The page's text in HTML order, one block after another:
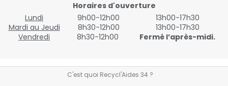
Horaires d'ouverture
Lundi
9h00-12h00
13h00-17h30
Mardi au Jeudi
8h30-12h00
13h00-17h30
Vendredi
8h30-12h00 Fermé l’après-midi.
C'est quoi Recycl'Aides 34 ?